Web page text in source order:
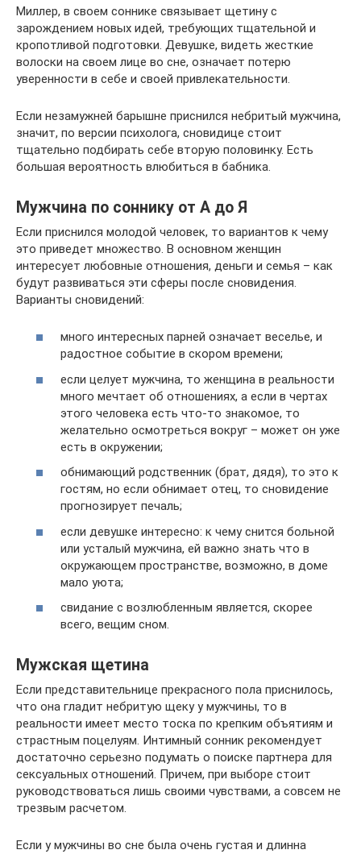
Миллер, в своем соннике связывает щетину с
зарождением новых идей, требующих тщательной и
кропотливой подготовки. Девушке, видеть жесткие
волоски на своем лице во сне, означает потерю
уверенности в себе и своей привлекательности.
Если незамужней барышне приснился небритый мужчина,
значит, по версии психолога, сновидице стоит
тщательно подбирать себе вторую половинку. Есть
большая вероятность влюбиться в бабника.
Мужчина по соннику от А до Я
Если приснился молодой человек, то вариантов к чему
это приведет множество. В основном женщин
интересует любовные отношения, деньги и семья – как
будут развиваться эти сферы после сновидения.
Варианты сновидений:
много интересных парней означает веселье, и
радостное событие в скором времени;
если целует мужчина, то женщина в реальности
много мечтает об отношениях, а если в чертах
этого человека есть что-то знакомое, то
желательно осмотреться вокруг – может он уже
есть в окружении;
обнимающий родственник (брат, дядя), то это к
гостям, но если обнимает отец, то сновидение
прогнозирует печаль;
если девушке интересно: к чему снится больной
или усталый мужчина, ей важно знать что в
окружающем пространстве, возможно, в доме
мало уюта;
свидание с возлюбленным является, скорее
всего, вещим сном.
Мужская щетина
Если представительнице прекрасного пола приснилось,
что она гладит небритую щеку у мужчины, то в
реальности имеет место тоска по крепким объятиям и
страстным поцелуям. Интимный сонник рекомендует
достаточно серьезно подумать о поиске партнера для
сексуальных отношений. Причем, при выборе стоит
руководствоваться лишь своими чувствами, а совсем не
трезвым расчетом.
Если у мужчины во сне была очень густая и длинна